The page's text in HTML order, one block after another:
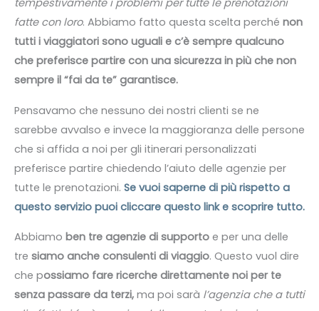
tempestivamente i problemi per tutte le prenotazioni
fatte con loro. Abbiamo fatto questa scelta perché non
tutti i viaggiatori sono uguali e c’è sempre qualcuno
che preferisce partire con una sicurezza in più che non
sempre il “fai da te” garantisce.
Pensavamo che nessuno dei nostri clienti se ne
sarebbe avvalso e invece la maggioranza delle persone
che si affida a noi per gli itinerari personalizzati
preferisce partire chiedendo l’aiuto delle agenzie per
tutte le prenotazioni. Se vuoi saperne di più rispetto a
questo servizio puoi cliccare questo link e scoprire tutto.
Abbiamo ben tre agenzie di supporto e per una delle
tre siamo anche consulenti di viaggio. Questo vuol dire
che possiamo fare ricerche direttamente noi per te
senza passare da terzi, ma poi sarà l’agenzia che a tutti